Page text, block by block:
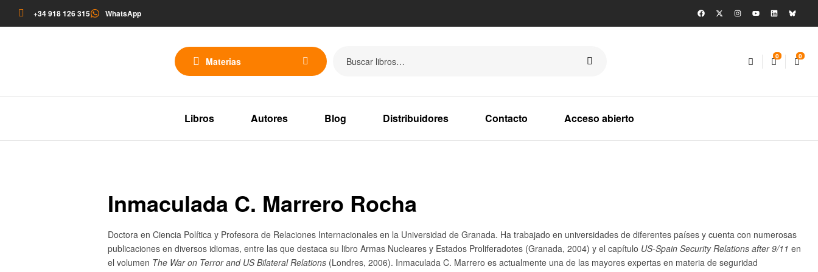
+34 918 126 315 WhatsApp
Materias 0 0
Libros Autores Blog Distribuidores Contacto Acceso abierto
Inmaculada C. Marrero Rocha
Doctora en Ciencia Política y Profesora de Relaciones Internacionales en la Universidad de Granada. Ha trabajado en universidades de diferentes países y cuenta con numerosas
publicaciones en diversos idiomas, entre las que destaca su libro Armas Nucleares y Estados Proliferadotes (Granada, 2004) y el capítulo US-Spain Security Relations after 9/11 en
el volumen The War on Terror and US Bilateral Relations (Londres, 2006). Inmaculada C. Marrero es actualmente una de las mayores expertas en materia de seguridad